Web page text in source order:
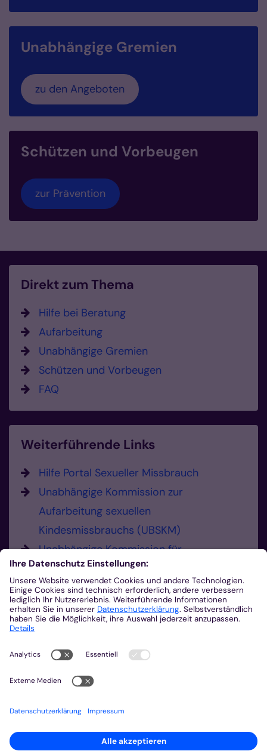
Unabhängige Gremien
zu den Angeboten
Schützen und Vorbeugen
zur Prävention
Direkt zum Thema
Hilfe bei Beratung
Aufarbeitung
Unabhängige Gremien
Schützen und Vorbeugen
FAQ
Weiterführende Links
Hilfe Portal Sexueller Missbrauch
Unabhängige Kommission zur
Aufarbeitung sexuellen
Kindesmissbrauchs (UBSKM)
Unabhängige Kommission für
Anerkennungsleistungen (UKA)
Hier können Sie Missbrauch melden.
Sie haben die Möglichkeit, sexualisierte
Gewalt und Verdachtsmomente zu
melden.
Missbrauch melden